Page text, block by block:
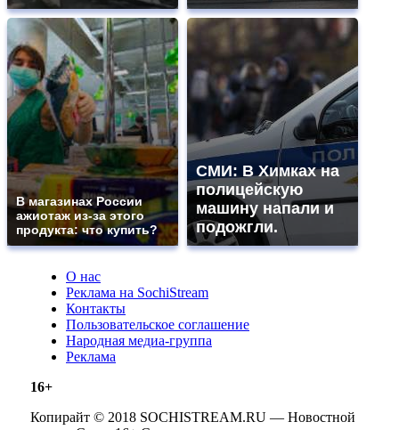
В магазинах России
ажиотаж из-за этого
продукта: что купить?
СМИ: В Химках на
полицейскую
машину напали и
подожгли.
О нас
Реклама на SochiStream
Контакты
Пользовательское соглашение
Народная медиа-группа
Реклама
16+
Копирайт © 2018 SOCHISTREAM.RU — Новостной